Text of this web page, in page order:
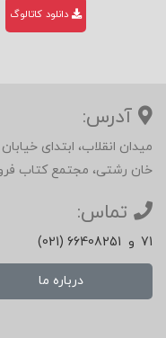
دانلود کاتالوگ
آدرس:
خان رشتی، مجتمع کتاب
تماس:
(021) 66408251 و 71
درباره ما